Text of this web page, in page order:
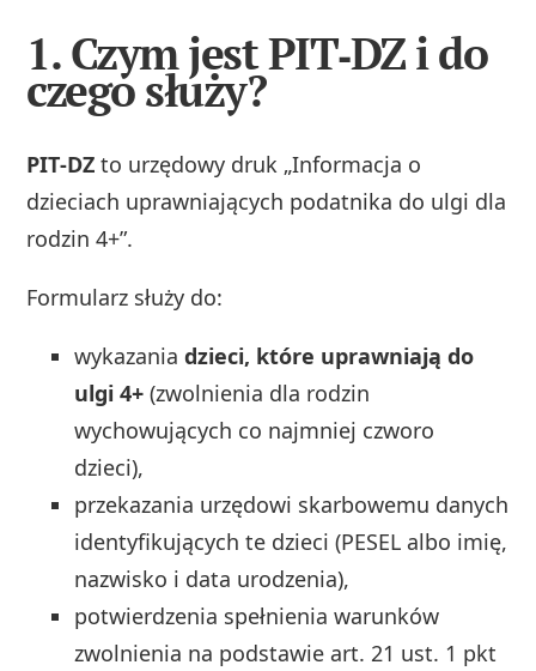
1. Czym jest PIT‑DZ i do
czego służy?
PIT‑DZ to urzędowy druk „Informacja o
dzieciach uprawniających podatnika do ulgi dla
rodzin 4+”.
Formularz służy do:
wykazaniadzieci, które uprawniają do
ulgi 4+ (zwolnienia dla rodzin
wychowujących co najmniej czworo
dzieci),
przekazania urzędowi skarbowemu danych
identyfikujących te dzieci (PESEL albo imię,
nazwisko i data urodzenia),
potwierdzenia spełnienia warunków
zwolnienia na podstawie art. 21 ust. 1 pkt